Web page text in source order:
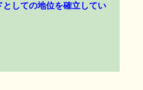
しての地位を確立してい